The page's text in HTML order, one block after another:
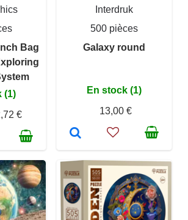
Bag
(1)
€
Interdruk
500 pièces
Galaxy round
En stock (1)
13,00 €